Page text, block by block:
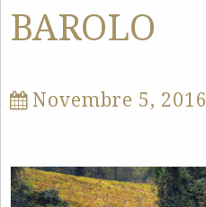
BAROLO
Novembre 5, 2016